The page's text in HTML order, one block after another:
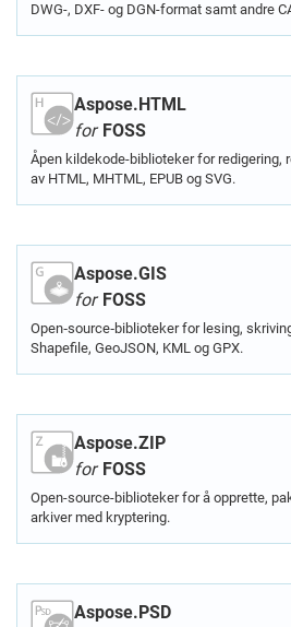
DWG-, DXF- og DGN-format samt andre
Aspose.HTML
forFOSS
Åpen kildekode-biblioteker for redigering,
av HTML, MHTML, EPUB og SVG.
Aspose.GIS
forFOSS
Open‑source‑biblioteker for lesing,
Shapefile, GeoJSON, KML og GPX.
Aspose.ZIP
forFOSS
Open-source-biblioteker for å opprette,
arkiver med kryptering.
Aspose.PSD